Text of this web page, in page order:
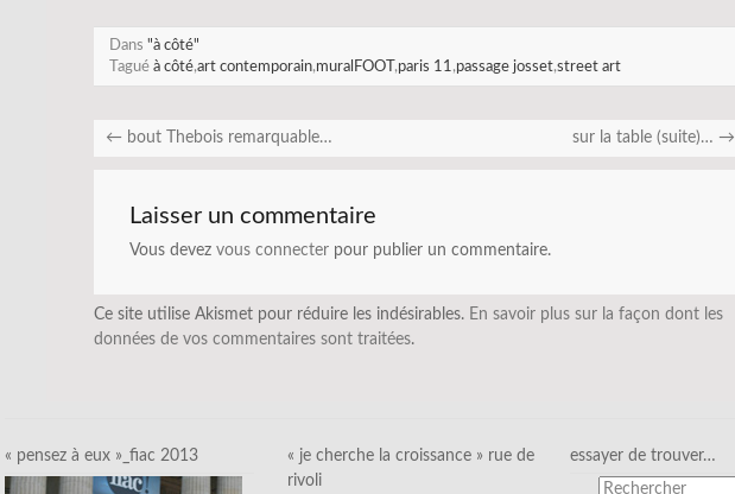
Dans "à côté"
Tagué à côté,art contemporain,muralFOOT ,paris 11,passage josset,street art
← bout Thebois remarquable… sur la table (suite)… →
Laisser un commentaire
Vous devez vous connecter pour publier un commentaire.
Ce site utilise Akismet pour réduire les indésirables. En savoir plus sur la façon dont les
données de vos commentaires sont traitées.
« pensez à eux »_fiac 2013
« je cherche la croissance » rue de
rivoli
essayer de trouver…